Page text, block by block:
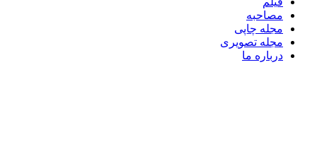
مصاحبه
مجله چاپی
مجله تصویری
درباره ما